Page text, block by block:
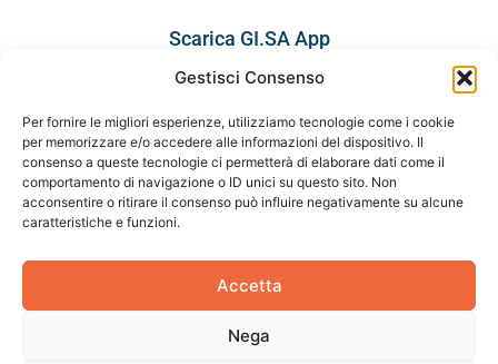
Gestisci Consenso
Per fornire le migliori esperienze, utilizziamo tecnologie come i cookie
per memorizzare e/o accedere alle informazioni del dispositivo. Il
consenso a queste tecnologie ci permetterà di elaborare dati come il
comportamento di navigazione o ID unici su questo sito. Non
acconsentire o ritirare il consenso può influire negativamente su alcune
caratteristiche e funzioni.
Accetta
Nega
Scarica GI.SA App
Ci troviamo in Via Dottor Consoli, 14/A – Catania.
Fisso+39 095.2180135
Mobile +39 331.3369398